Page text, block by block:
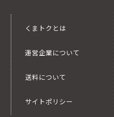
くまトクとは
運営企業について
送料について
サイトポリシー